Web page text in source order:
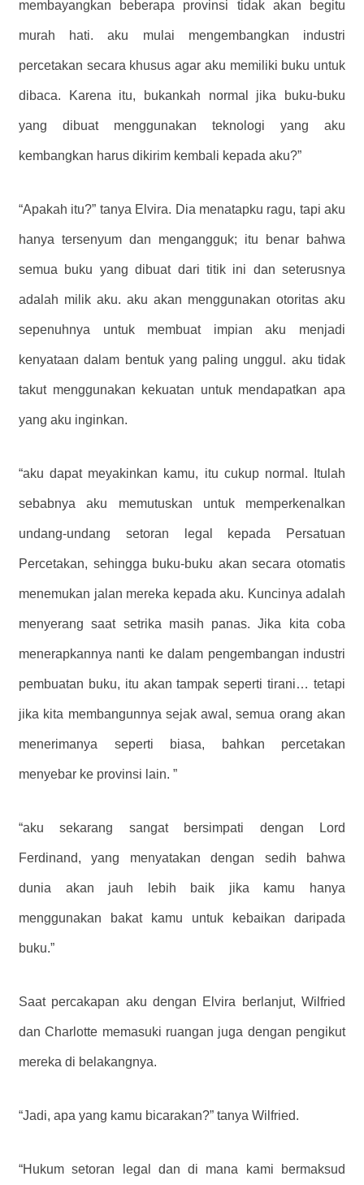
membayangkan beberapa provinsi tidak akan begitu
murah hati. aku mulai mengembangkan industri
percetakan secara khusus agar aku memiliki buku untuk
dibaca. Karena itu, bukankah normal jika buku-buku
yang dibuat menggunakan teknologi yang aku
kembangkan harus dikirim kembali kepada aku?”
“Apakah itu?” tanya Elvira. Dia menatapku ragu, tapi aku
hanya tersenyum dan mengangguk; itu benar bahwa
semua buku yang dibuat dari titik ini dan seterusnya
adalah milik aku. aku akan menggunakan otoritas aku
sepenuhnya untuk membuat impian aku menjadi
kenyataan dalam bentuk yang paling unggul. aku tidak
takut menggunakan kekuatan untuk mendapatkan apa
yang aku inginkan.
“aku dapat meyakinkan kamu, itu cukup normal. Itulah
sebabnya aku memutuskan untuk memperkenalkan
undang-undang setoran legal kepada Persatuan
Percetakan, sehingga buku-buku akan secara otomatis
menemukan jalan mereka kepada aku. Kuncinya adalah
menyerang saat setrika masih panas. Jika kita coba
menerapkannya nanti ke dalam pengembangan industri
pembuatan buku, itu akan tampak seperti tirani… tetapi
jika kita membangunnya sejak awal, semua orang akan
menerimanya seperti biasa, bahkan percetakan
menyebar ke provinsi lain. ”
“aku sekarang sangat bersimpati dengan Lord
Ferdinand, yang menyatakan dengan sedih bahwa
dunia akan jauh lebih baik jika kamu hanya
menggunakan bakat kamu untuk kebaikan daripada
buku.”
Saat percakapan aku dengan Elvira berlanjut, Wilfried
dan Charlotte memasuki ruangan juga dengan pengikut
mereka di belakangnya.
“Jadi, apa yang kamu bicarakan?” tanya Wilfried.
“Hukum setoran legal dan di mana kami bermaksud